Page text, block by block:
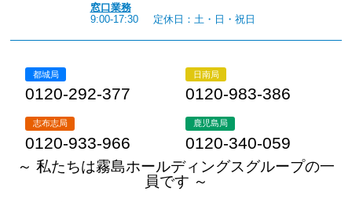
窓口業務
9:00-17:30
定休日：土・日・祝日
都城局
0120-292-377
日南局
0120-983-386
志布志局
0120-933-966
鹿児島局
0120-340-059
～ 私たちは霧島ホールディングスグループの一
員です ～